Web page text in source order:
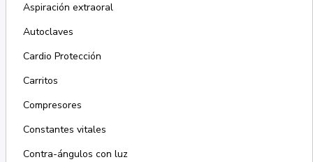
Aspiración extraoral
Autoclaves
Cardio Protección
Carritos
Compresores
Constantes vitales
Contra-ángulos con luz